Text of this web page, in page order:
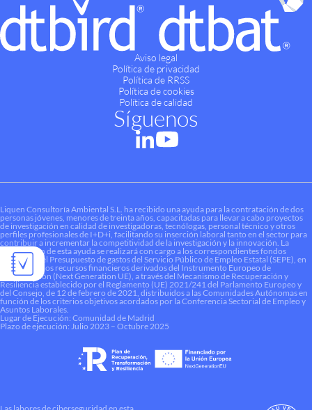
Aviso legal
Política de privacidad
Política de RRSS
Política de cookies
Política de calidad
Síguenos
Liquen Consultoría Ambiental S.L. ha recibido una ayuda para la contratación de dos
personas jóvenes, menores de treinta años, capacitadas para llevar a cabo proyectos
de investigación en calidad de investigadoras, tecnólogas, personal técnico y otros
perfiles profesionales de I+D+i, facilitando su inserción laboral tanto en el sector para
contribuir a incrementar la competitividad de la investigación y la innovación. La
financiación de esta ayuda se realizará con cargo a los correspondientes fondos
dotados en el Presupuesto de gastos del Servicio Público de Empleo Estatal (SEPE), en
el marco de los recursos financieros derivados del Instrumento Europeo de
Recuperación (Next Generation UE), a través del Mecanismo de Recuperación y
Resiliencia establecido por el Reglamento (UE) 2021/241 del Parlamento Europeo y
del Consejo, de 12 de febrero de 2021, distribuidos a las Comunidades Autónomas en
función de los criterios objetivos acordados por la Conferencia Sectorial de Empleo y
Asuntos Laborales.
Lugar de Ejecución: Comunidad de Madrid
Plazo de ejecución: Julio 2023 – Octubre 2025